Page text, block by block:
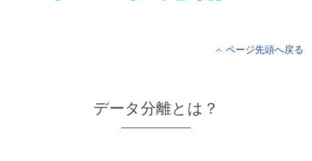
ページ先頭へ戻る
データ分離とは？